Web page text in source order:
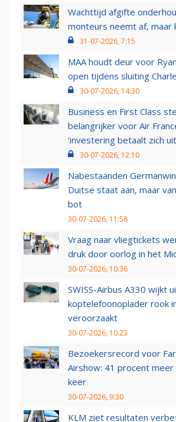
Wachttijd afgifte
monteurs neemt af, maar
31-07-2026, 7:15
MAA houdt deur voor
open tijdens sluiting
30-07-2026, 14:30
Business en First Class
belangrijker voor Air
‘investering betaalt zich
30-07-2026, 12:10
Nabestaanden
Duitse staat aan, maar
bot
30-07-2026, 11:58
Vraag naar vliegtickets
druk door oorlog in het
30-07-2026, 10:36
SWISS-Airbus A330 wijkt
koptelefoonoplader rook
veroorzaakt
30-07-2026, 10:23
Bezoekersrecord voor
Airshow: 41 procent
keer
30-07-2026, 9:30
KLM ziet resultaten